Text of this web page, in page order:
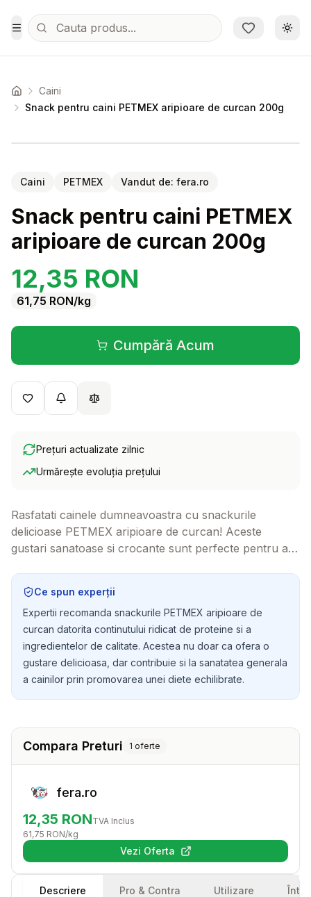
Sari la conținutul principal
Toggle Menu
Acasa Caini
Snack pentru caini PETMEX aripioare de curcan 200g
Caini PETMEX Vandut de: fera.ro
Snack pentru caini PETMEX
aripioare de curcan 200g
12,35 RON
61,75 RON/kg
Cumpără Acum
(se deschide într-o filă
Prețuri actualizate zilnic
Urmărește evoluția prețului
Rasfatati cainele dumneavoastra cu snackurile
delicioase PETMEX aripioare de curcan! Aceste
gustari sanatoase si crocante sunt perfecte pentru a-i
recompensa pe masura.
Ce spun experții
Expertii recomanda snackurile PETMEX aripioare de
curcan datorita continutului ridicat de proteine si a
ingredientelor de calitate. Acestea nu doar ca ofera o
gustare delicioasa, dar contribuie si la sanatatea generala
a cainilor prin promovarea unei diete echilibrate.
Compara Preturi 1 oferte
fera.ro
12,35 RONTVA Inclus
61,75 RON/kg
Vezi Oferta(se deschide într-o filă nouă)
Descriere Pro & Contra Utilizare